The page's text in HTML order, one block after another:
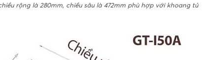
rộng là 280mm, chiều sâu là 472mm phù hợp với khoang tủ